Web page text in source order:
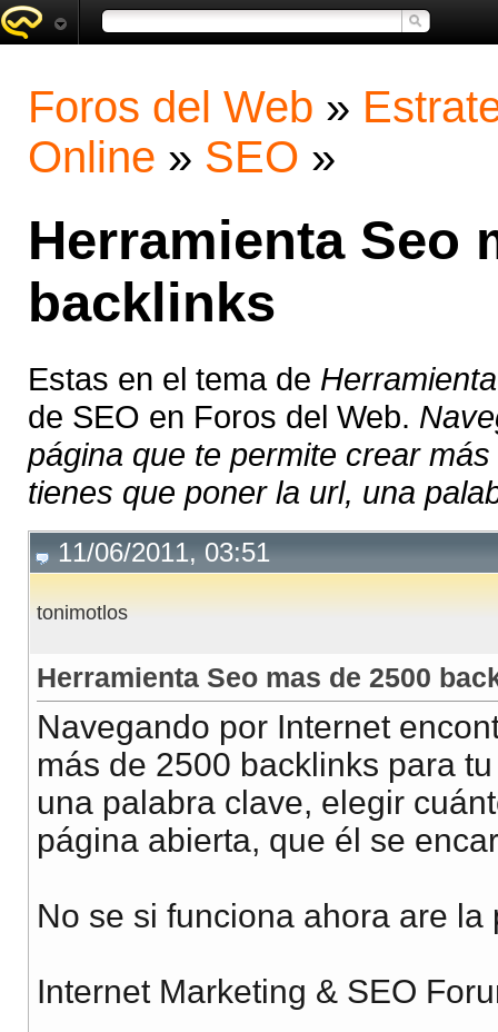
Foros del Web »
Online » SEO »
Herramienta Seo
backlinks
Estas en el tema de
de SEO en Foros del Web.
página que te permite crear
tienes que poner la url, una
11/06/2011, 03:51
tonimotlos
Herramienta Seo mas de 2500
Navegando por Internet
más de 2500 backlinks para
una palabra clave, elegir
página abierta, que él se
No se si funciona ahora are
Internet Marketing & SEO